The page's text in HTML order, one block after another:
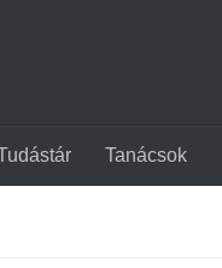
Tanácsok